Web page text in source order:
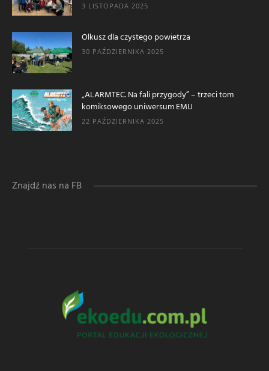
3 LISTOPADA 2025
Olkusz dla czystego powietrza
30 PAŹDZIERNIKA 2025
„ALARMTEC. Na fali przygody” – trzeci tom
komiksowego uniwersum EMU
22 PAŹDZIERNIKA 2025
Znajdź nas na FB